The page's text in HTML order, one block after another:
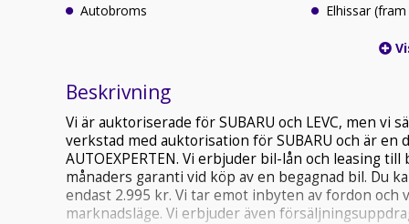
Autobroms
Elhissar
Beskrivning
Vi är auktoriserade för SUBARU och LEVC, men vi
verkstad med auktorisation för SUBARU och är
AUTOEXPERTEN. Vi erbjuder bil-lån och leasing
månaders garanti vid köp av en begagnad bil. Du
endast 2.995 kr. Vi tar emot inbyten av fordon
marknadsläge. Vi erbjuder även